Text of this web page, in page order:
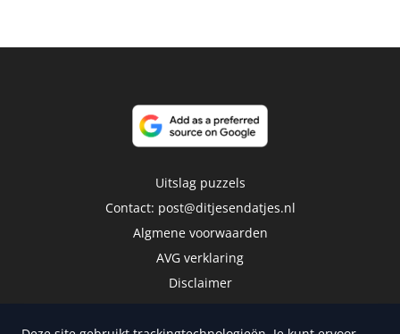
Uitslag puzzels
Contact: post@ditjesendatjes.nl
Algmene voorwaarden
AVG verklaring
Disclaimer